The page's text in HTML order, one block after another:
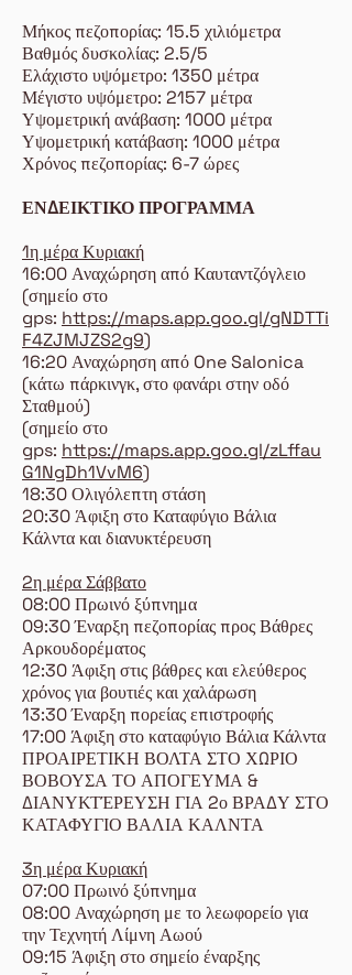
Μήκος πεζοπορίας: 15.5 χιλιόμετρα
Βαθμός δυσκολίας: 2.5/5
Ελάχιστο υψόμετρο: 1350 μέτρα
Μέγιστο υψόμετρο: 2157 μέτρα
Υψομετρική ανάβαση: 1000 μέτρα
Υψομετρική κατάβαση: 1000 μέτρα
Χρόνος πεζοπορίας: 6-7 ώρες
ΕΝΔΕΙΚΤΙΚΟ ΠΡΟΓΡΑΜΜΑ
1η μέρα Κυριακή
16:00 Αναχώρηση από Καυταντζόγλειο
(σημείο στο
gps: https://maps.app.goo.gl/gNDTTi
F4ZJMJZS2g9)
16:20 Αναχώρηση από One Salonica
(κάτω πάρκινγκ, στο φανάρι στην οδό
Σταθμού)
(σημείο στο
gps: https://maps.app.goo.gl/zLffau
G1NgDh1VvM6)
18:30 Ολιγόλεπτη στάση
20:30 Άφιξη στο Καταφύγιο Βάλια
Κάλντα και διανυκτέρευση
2η μέρα Σάββατο
08:00 Πρωινό ξύπνημα
09:30 Έναρξη πεζοπορίας προς Βάθρες
Αρκουδορέματος
12:30 Άφιξη στις βάθρες και ελεύθερος
χρόνος για βουτιές και χαλάρωση
13:30 Έναρξη πορείας επιστροφής
17:00 Άφιξη στο καταφύγιο Βάλια Κάλντα
ΠΡΟΑΙΡΕΤΙΚΗ ΒΟΛΤΑ ΣΤΟ ΧΩΡΙΟ
ΒΟΒΟΥΣΑ ΤΟ ΑΠΟΓΕΥΜΑ &
ΔΙΑΝΥΚΤΈΡΕΥΣΗ ΓΙΑ 2ο ΒΡΑΔΥ ΣΤΟ
ΚΑΤΑΦΥΓΙΟ ΒΑΛΙΑ ΚΑΛΝΤΑ
3η μέρα Κυριακή
07:00 Πρωινό ξύπνημα
08:00 Αναχώρηση με το λεωφορείο για
την Τεχνητή Λίμνη Αωού
09:15 Άφιξη στο σημείο έναρξης